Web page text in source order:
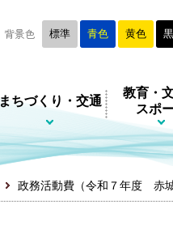
背景色 標準 青色 黄色
まちづくり・交通
教育・
スポ
政務活動費（令和７年度 赤